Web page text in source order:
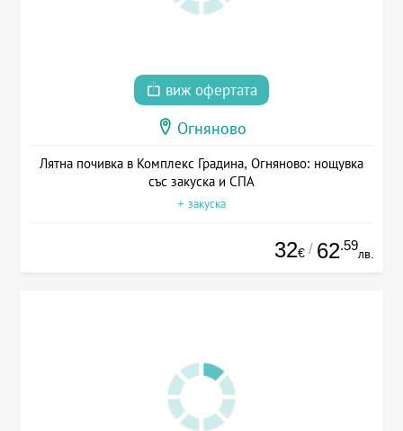
виж офертата
Огняново
Лятна почивка в Комплекс Градина, Огняново: нощувка
със закуска и СПА
+ закуска
32€ / 62.59
лв.